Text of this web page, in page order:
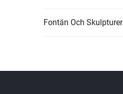
Fontän Och Skulpturer